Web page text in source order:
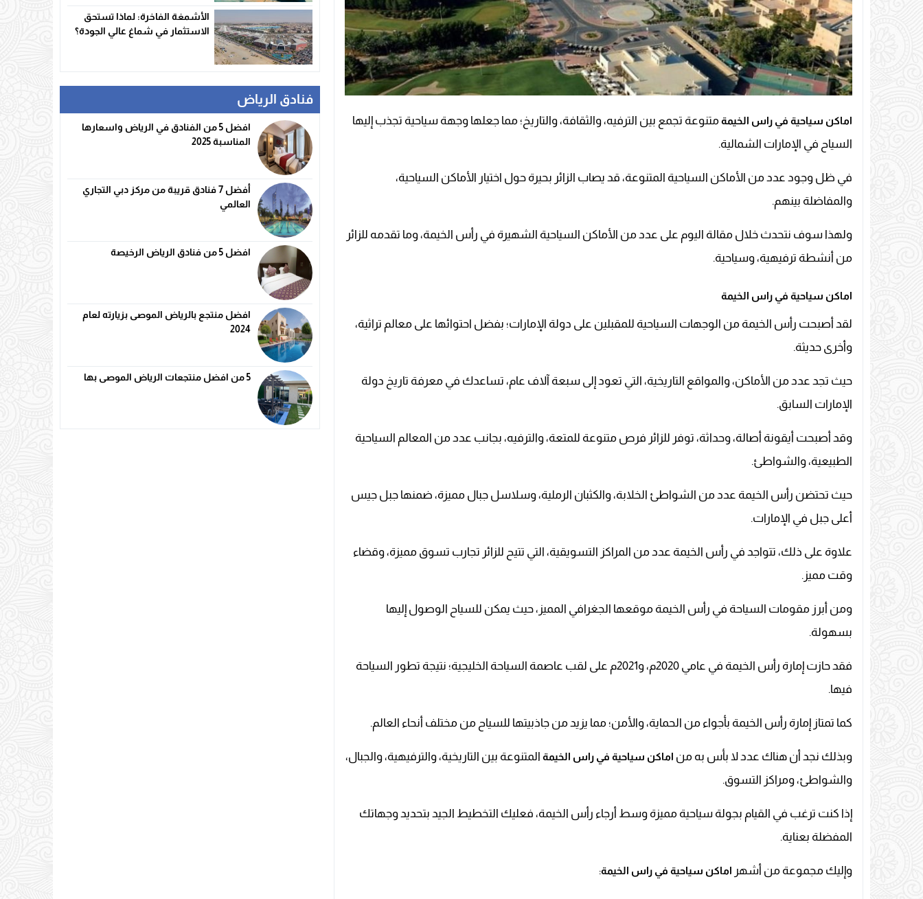
اماكن سياحية في راس الخيمة متنوعة تجمع بين الترفيه، والثقافة، والتاريخ؛ مما جعلها وجهة سياحية تجذب إليها
السياح في الإمارات الشمالية.
في ظل وجود عدد من الأماكن السياحية المتنوعة، قد يصاب الزائر بحيرة حول اختيار الأماكن السياحية،
والمفاضلة بينهم.
ولهذا سوف نتحدث خلال مقالة اليوم على عدد من الأماكن السياحية الشهيرة في رأس الخيمة، وما تقدمه للزائر
من أنشطة ترفيهية، وسياحية.
اماكن سياحية في راس الخيمة
لقد أصبحت رأس الخيمة من الوجهات السياحية للمقبلين على دولة الإمارات؛ بفضل احتوائها على معالم تراثية،
وأخرى حديثة.
حيث تجد عدد من الأماكن، والمواقع التاريخية، التي تعود إلى سبعة آلاف عام، تساعدك في معرفة تاريخ دولة
الإمارات السابق.
وقد أصبحت أيقونة أصالة، وحداثة، توفر للزائر فرص متنوعة للمتعة، والترفيه، بجانب عدد من المعالم السياحية
الطبيعية، والشواطئ.
حيث تحتضن رأس الخيمة عدد من الشواطئ الخلابة، والكثبان الرملية، وسلاسل جبال مميزة، ضمنها جبل جيس
أعلى جبل في الإمارات.
علاوة على ذلك، تتواجد في رأس الخيمة عدد من المراكز التسويقية، التي تتيح للزائر تجارب تسوق مميزة، وقضاء
وقت مميز.
ومن أبرز مقومات السياحة في رأس الخيمة موقعها الجغرافي المميز، حيث يمكن للسياح الوصول إليها
بسهولة.
فقد حازت إمارة رأس الخيمة في عامي 2020م، و2021م على لقب عاصمة السياحة الخليجية؛ نتيجة تطور السياحة
فيها.
كما تمتاز إمارة رأس الخيمة بأجواء من الحماية، والأمن؛ مما يزيد من جاذبيتها للسياح من مختلف أنحاء العالم.
وبذلك نجد أن هناك عدد لا بأس به من اماكن سياحية في راس الخيمة المتنوعة بين التاريخية، والترفيهية، والجبال،
والشواطئ، ومراكز التسوق.
إذا كنت ترغب في القيام بجولة سياحية مميزة وسط أرجاء رأس الخيمة، فعليك التخطيط الجيد بتحديد وجهاتك
المفضلة بعناية.
وإليك مجموعة من أشهر اماكن سياحية في راس الخيمة:
الأشمغة الفاخرة: لماذا تستحق
الاستثمار في شماغ عالي الجودة؟
فنادق الرياض
افضل 5 من الفنادق في الرياض واسعارها
المناسبة 2025
أفضل 7 فنادق قريبة من مركز دبي التجاري
العالمي
افضل 5 من فنادق الرياض الرخيصة
افضل منتجع بالرياض الموصى بزيارته لعام
2024
5 من افضل منتجعات الرياض الموصى بها